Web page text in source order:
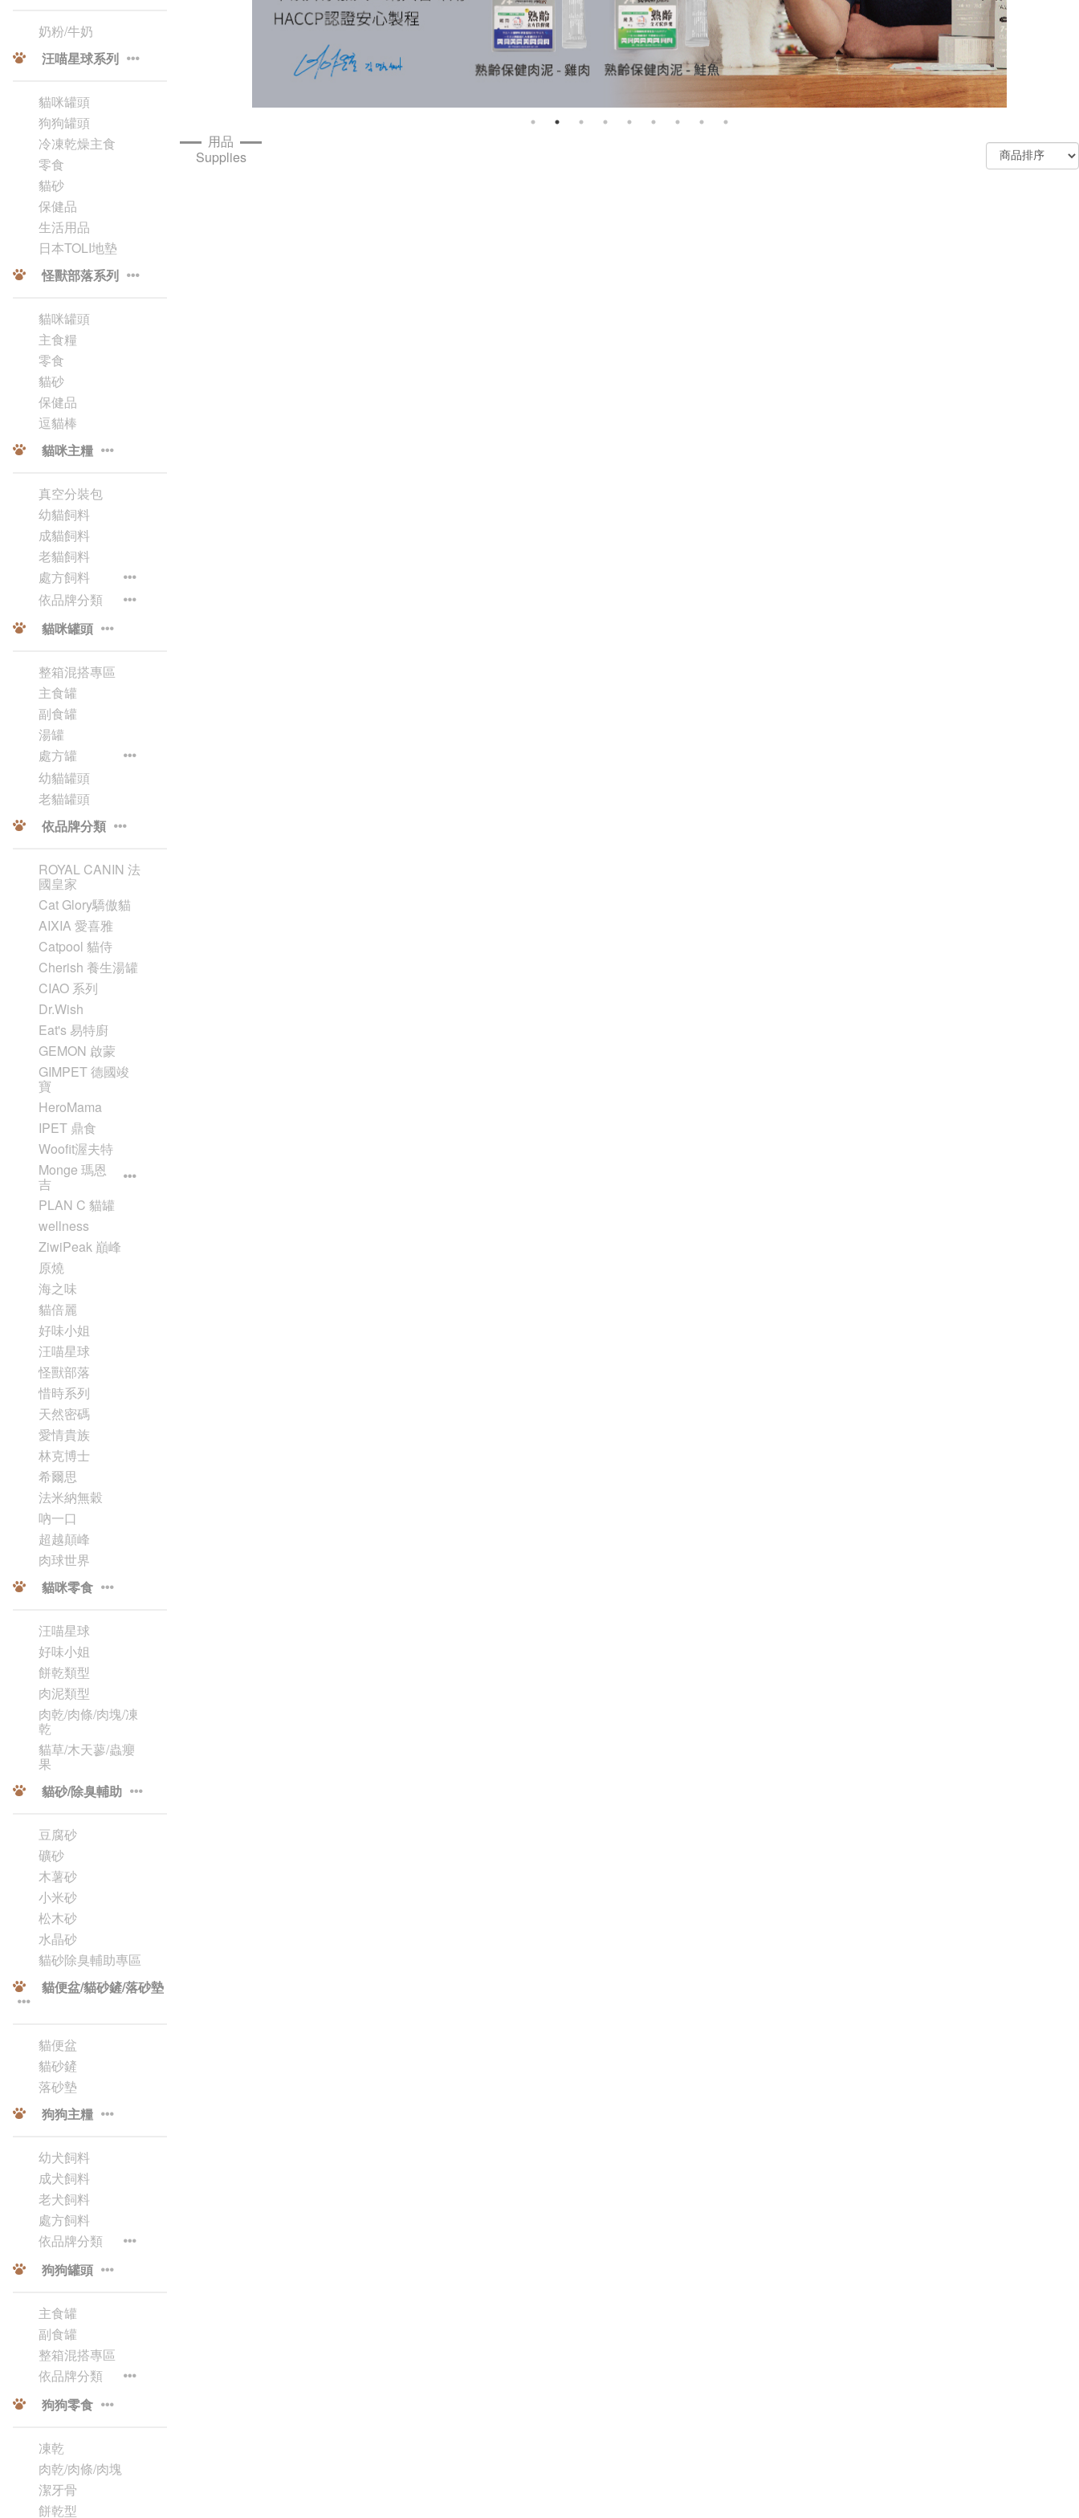
奶粉/牛奶
汪喵星球系列
貓咪罐頭
狗狗罐頭
冷凍乾燥主食
零食
貓砂
保健品
生活用品
日本TOLI地墊
怪獸部落系列
貓咪罐頭
主食糧
零食
貓砂
保健品
逗貓棒
貓咪主糧
真空分裝包
幼貓飼料
成貓飼料
老貓飼料
處方飼料
依品牌分類
貓咪罐頭
整箱混搭專區
主食罐
副食罐
湯罐
處方罐
幼貓罐頭
老貓罐頭
依品牌分類
ROYAL CANIN 法
國皇家
Cat Glory驕傲貓
AIXIA 愛喜雅
Catpool 貓侍
Cherish 養生湯罐
CIAO 系列
Dr.Wish
Eat's 易特廚
GEMON 啟蒙
GIMPET 德國竣
寶
HeroMama
IPET 鼎食
Woofit渥夫特
Monge 瑪恩
吉
PLAN C 貓罐
wellness
ZiwiPeak 巔峰
原燒
海之味
貓倍麗
好味小姐
汪喵星球
怪獸部落
惜時系列
天然密碼
愛情貴族
林克博士
希爾思
法米納無穀
吶一口
超越顛峰
肉球世界
貓咪零食
汪喵星球
好味小姐
餅乾類型
肉泥類型
肉乾/肉條/肉塊/凍
乾
貓草/木天蓼/蟲癭
果
貓砂/除臭輔助
豆腐砂
礦砂
木薯砂
小米砂
松木砂
水晶砂
貓砂除臭輔助專區
貓便盆/貓砂鏟/落砂墊
貓便盆
貓砂鏟
落砂墊
狗狗主糧
幼犬飼料
成犬飼料
老犬飼料
處方飼料
依品牌分類
狗狗罐頭
主食罐
副食罐
整箱混搭專區
依品牌分類
狗狗零食
凍乾
肉乾/肉條/肉塊
潔牙骨
餅乾型
用品
Supplies